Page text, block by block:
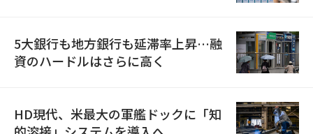
5大銀行も地方銀行も延滞率上昇…融
資のハードルはさらに高く
HD現代、米最大の軍艦ドックに「知